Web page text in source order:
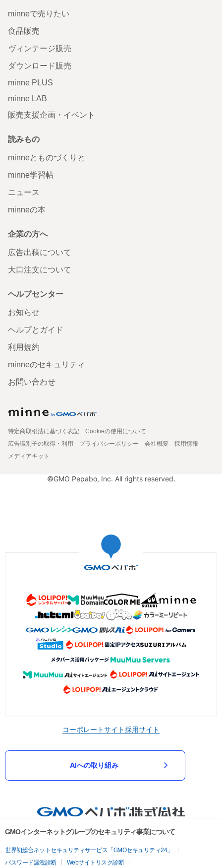
minneで売りたい
食品販売
ヴィンテージ販売
ダウンロード販売
minne PLUS
minne LAB
販売支援企画・イベント
読みもの
minneとものづくりと
minne学習帖
ニュース
minneの本
企業の方へ
広告出稿について
大口注文について
ヘルプセンター
お知らせ
ヘルプとガイド
利用規約
minneのセキュリティ
お問い合わせ
特定商取引法に基づく表記
Cookieの使用について
広告識別子の取得・利用
プライバシーポリシー 会社概要
採用情報
メディアキット
©GMO Pepabo, Inc. All rights reserved.
コーポレートサイト採用サイト
AIへの取り組み
GMOインターネットグループのセキュリティ事業について
世界初総合ネットセキュリティサービス「GMOセキュリティ24」
パスワード漏洩診断
Webサイトリスク診断